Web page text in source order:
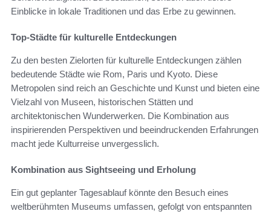
Einblicke in lokale Traditionen und das Erbe zu gewinnen.
Top-Städte für kulturelle Entdeckungen
Zu den besten Zielorten für kulturelle Entdeckungen zählen
bedeutende Städte wie Rom, Paris und Kyoto. Diese
Metropolen sind reich an Geschichte und Kunst und bieten eine
Vielzahl von Museen, historischen Stätten und
architektonischen Wunderwerken. Die Kombination aus
inspirierenden Perspektiven und beeindruckenden Erfahrungen
macht jede Kulturreise unvergesslich.
Kombination aus Sightseeing und Erholung
Ein gut geplanter Tagesablauf könnte den Besuch eines
weltberühmten Museums umfassen, gefolgt von entspannten